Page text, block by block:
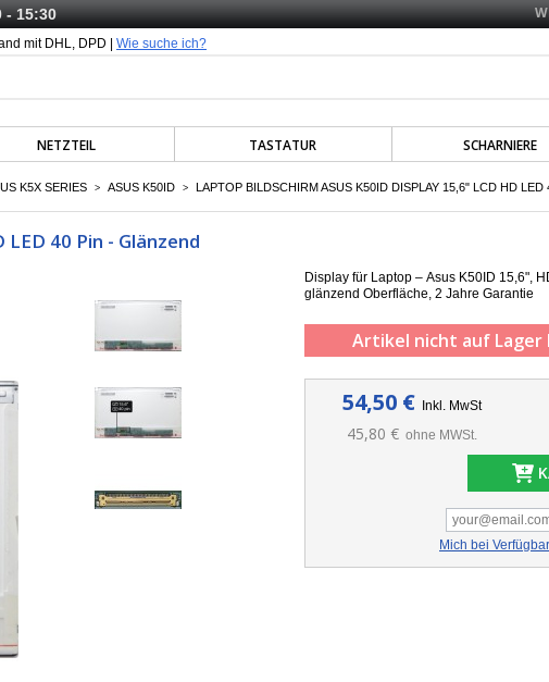
- 15:30
mit DHL, DPD | Wie suche ich?
NETZTEIL TASTATUR SCHARNIERE
K5X SERIES > ASUS K50ID > LAPTOP BILDSCHIRM ASUS K50ID DISPLAY 15,6" LCD HD
40 Pin - Glänzend
Display für Laptop – Asus K50ID 15,6",
g länzend Oberfläche, 2 Jahre Garantie
Artikel nicht auf Lager
54,50 € Inkl. MwSt
45,80 € ohne MWSt.
Mich bei